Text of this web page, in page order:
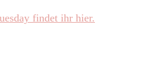
findet ihr hier.